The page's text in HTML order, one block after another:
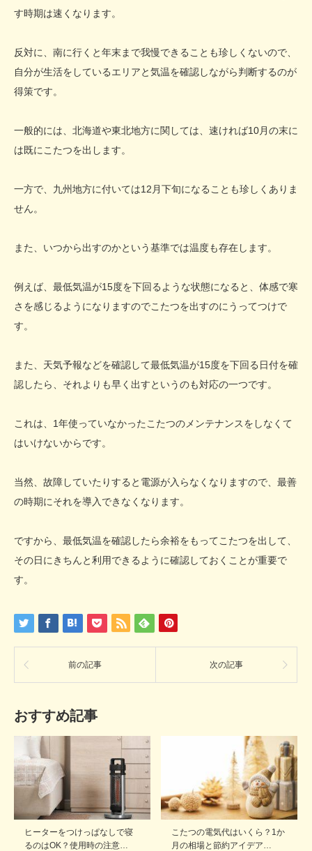
す時期は速くなります。
反対に、南に行くと年末まで我慢できることも珍しくないので、
自分が生活をしているエリアと気温を確認しながら判断するのが
得策です。
一般的には、北海道や東北地方に関しては、速ければ10月の末に
は既にこたつを出します。
一方で、九州地方に付いては12月下旬になることも珍しくありま
せん。
また、いつから出すのかという基準では温度も存在します。
例えば、最低気温が15度を下回るような状態になると、体感で寒
さを感じるようになりますのでこたつを出すのにうってつけで
す。
また、天気予報などを確認して最低気温が15度を下回る日付を確
認したら、それよりも早く出すというのも対応の一つです。
これは、1年使っていなかったこたつのメンテナンスをしなくて
はいけないからです。
当然、故障していたりすると電源が入らなくなりますので、最善
の時期にそれを導入できなくなります。
ですから、最低気温を確認したら余裕をもってこたつを出して、
その日にきちんと利用できるように確認しておくことが重要で
す。
前の記事 次の記事
おすすめ記事
ヒーターをつけっぱなしで寝
るのはOK？使用時の注意…
こたつの電気代はいくら？1か
月の相場と節約アイデア…